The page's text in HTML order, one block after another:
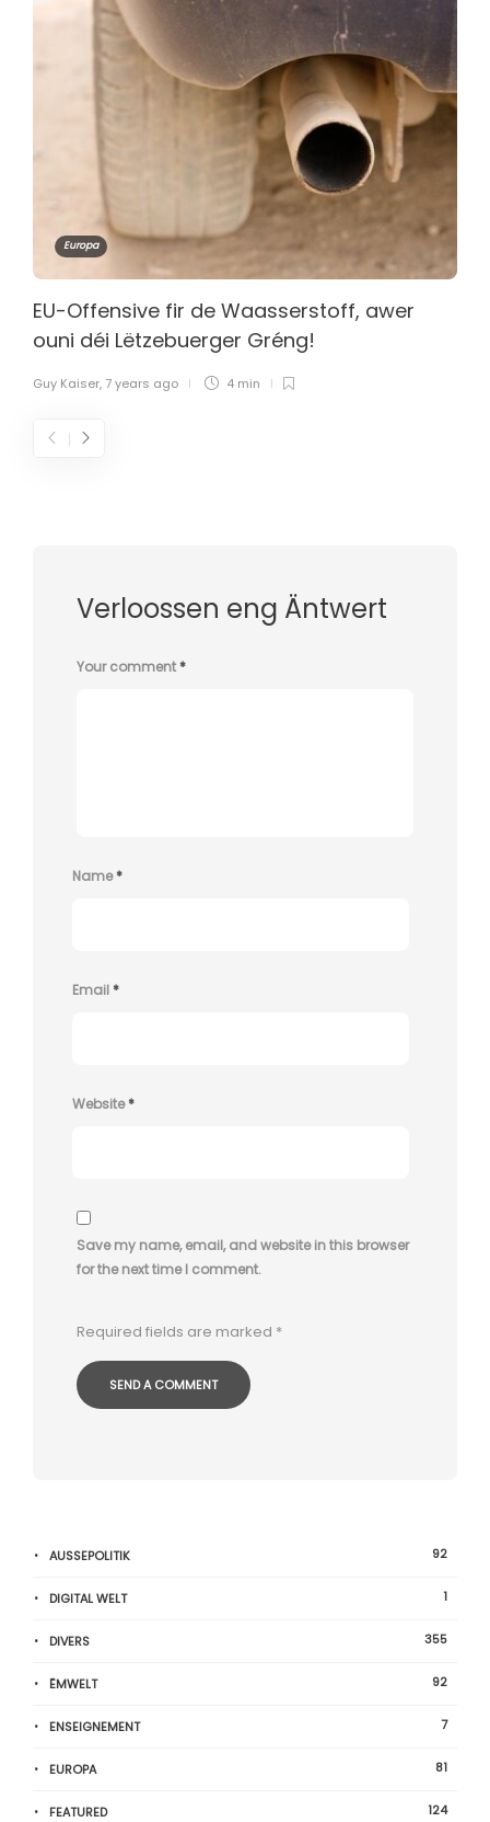
Europa
EU-Offensive fir de Waasserstoff, awer
ouni déi Lëtzebuerger Gréng!
Guy Kaiser, 7 years ago 4 min
Verloossen eng Äntwert
Your comment*
Name*
Email*
Website*
Save my name, email, and website in this browser
for the next time I comment.
Required fields are marked *
AUSSEPOLITIK 92
DIGITAL WELT 1
DIVERS 355
ËMWELT 92
ENSEIGNEMENT 7
EUROPA 81
FEATURED 124